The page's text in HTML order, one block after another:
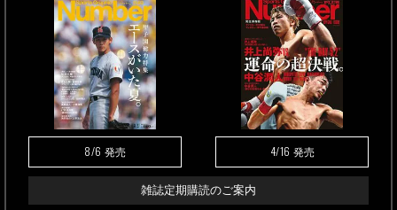
8/6 発売 4/16 発売
雑誌定期購読のご案内